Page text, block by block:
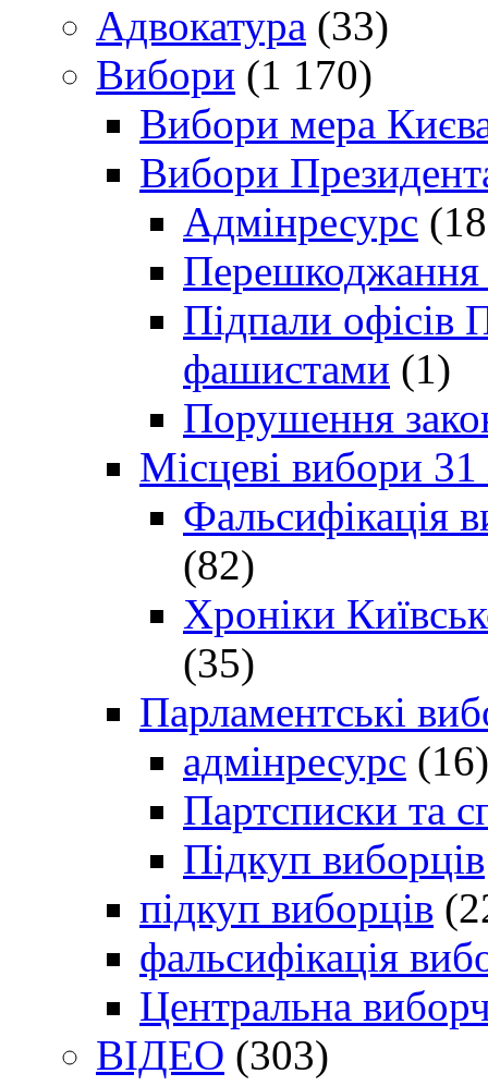
Адвокатура (33)
Вибори (1 170)
Вибори мера
Вибори
Адмінресурс
Перешкоджання
Підпали офісів
фашистами (1)
Порушення
Місцеві вибори
Фальсифікація
(82)
Хроніки
(35)
Парламентські
адмінресурс (16)
Партсписки та
Підкуп виборців
підкуп виборців
фальсифікація
Центральна
ВІДЕО (303)